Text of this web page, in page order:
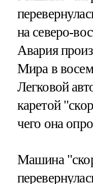
на северо-
Авария
Мира в
Легковой
каретой
чего она
Машина